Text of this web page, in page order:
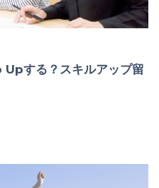
する？スキルアップ留